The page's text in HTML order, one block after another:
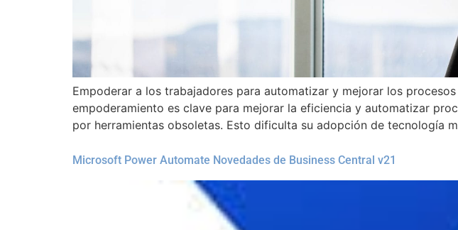
Empoderar a los trabajadores para automatizar y mejorar los
empoderamiento es clave para mejorar la eficiencia y automatizar
por herramientas obsoletas. Esto dificulta su adopción de tecnología
Microsoft Power Automate Novedades de Business Central v21